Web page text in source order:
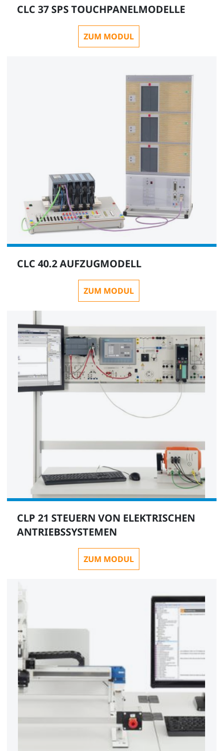
CLC 37 SPS TOUCHPANELMODELLE
ZUM MODUL
CLC 40.2 AUFZUGMODELL
ZUM MODUL
CLP 21 STEUERN VON ELEKTRISCHEN
ANTRIEBSSYSTEMEN
ZUM MODUL